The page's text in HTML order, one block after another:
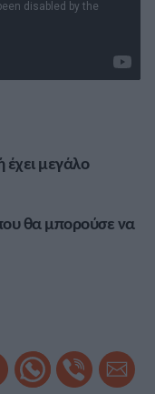
μεγάλο
θα μπορούσε να